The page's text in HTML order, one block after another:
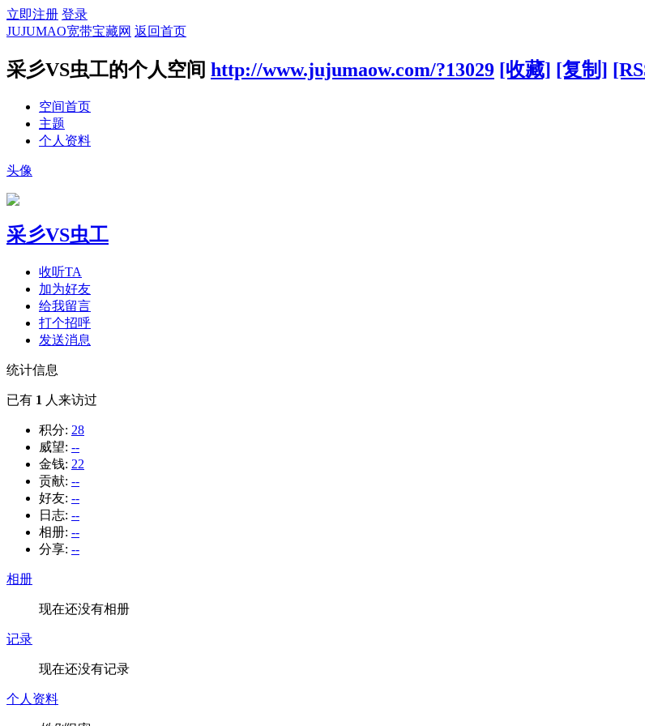
立即注册 登录
JUJUMAO宽带宝藏网 返回首页
采彡VS虫工的个人空间 http://www.jujumaow.com/?13029 [收藏] [复制]
空间首页
主题
个人资料
头像
采彡VS虫工
收听TA
加为好友
给我留言
打个招呼
发送消息
统计信息
已有 1 人来访过
积分: 28
威望: --
金钱: 22
贡献: --
好友: --
日志: --
相册: --
分享: --
相册
现在还没有相册
记录
现在还没有记录
个人资料